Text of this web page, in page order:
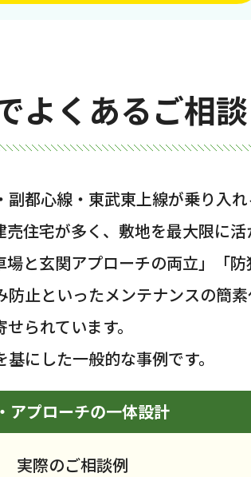
よくあるご相談
都心線・東武東上線が乗り入
住宅が多く、敷地を最大限に
と玄関アプローチの両立」「
止といったメンテナンスの簡
られています。
にした一般的な事例です。
アプローチの一体設計
実際のご相談例